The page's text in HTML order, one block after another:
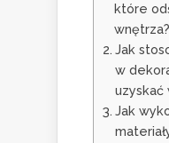
które
wnętrza?
Jak
w
uzyskać
Jak